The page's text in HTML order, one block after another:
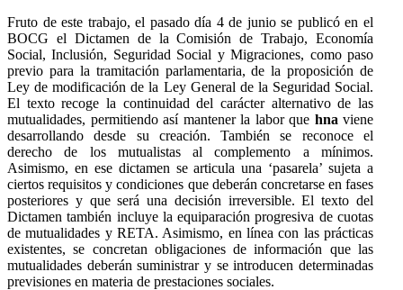
Fruto de este trabajo, el pasado día 4 de junio se publicó en el
BOCG el Dictamen de la Comisión de Trabajo, Economía
Social, Inclusión, Seguridad Social y Migraciones, como paso
previo para la tramitación parlamentaria, de la proposición de
Ley de modificación de la Ley General de la Seguridad Social.
El texto recoge la continuidad del carácter alternativo de las
mutualidades, permitiendo así mantener la labor que hna viene
desarrollando desde su creación. También se reconoce el
derecho de los mutualistas al complemento a mínimos.
Asimismo, en ese dictamen se articula una ‘pasarela’ sujeta a
ciertos requisitos y condiciones que deberán concretarse en fases
posteriores y que será una decisión irreversible. El texto del
Dictamen también incluye la equiparación progresiva de cuotas
de mutualidades y RETA. Asimismo, en línea con las prácticas
existentes, se concretan obligaciones de información que las
mutualidades deberán suministrar y se introducen determinadas
previsiones en materia de prestaciones sociales.